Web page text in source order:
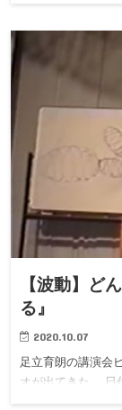
【波動】ど
る』
2020.10.07
足立育朗の講演会
オが出てきた。 日